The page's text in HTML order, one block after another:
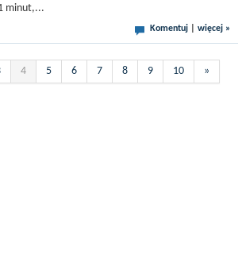
minut,...
Komentuj więcej »
4 5 6 7 8 9 10 »